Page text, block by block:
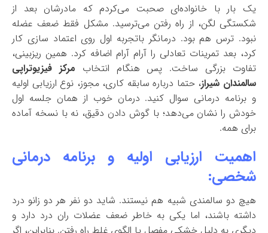
یک بار با خانواده‌ای صحبت می‌کردم که مادرشان بعد از
شکستگی لگن، از راه رفتن می‌ترسید. مشکل فقط ضعف عضله
نبود. ترس هم بود. درمانگر باتجربه اول روی اعتماد سازی کار
کرد، بعد تمرینات تعادلی را آرام آرام اضافه کرد. همین ریزبینی،
تفاوت بزرگی ساخت. پس هنگام انتخاب مرکز فیزیوتراپی
سالمندان شیراز، حتما درباره سابقه کاری، مجوز، نوع ارزیابی اولیه
و برنامه درمانی سوال کنید. درمان خوب از همان جلسه اول
خودش را نشان می‌دهد؛ با گوش دادن دقیق، نه با نسخه آماده
برای همه.
اهمیت ارزیابی اولیه و برنامه درمانی
شخصی:
هیچ دو سالمندی شبیه هم نیستند. شاید دو نفر هر دو زانو درد
داشته باشند، اما یکی به خاطر ضعف عضلات ران درد دارد و